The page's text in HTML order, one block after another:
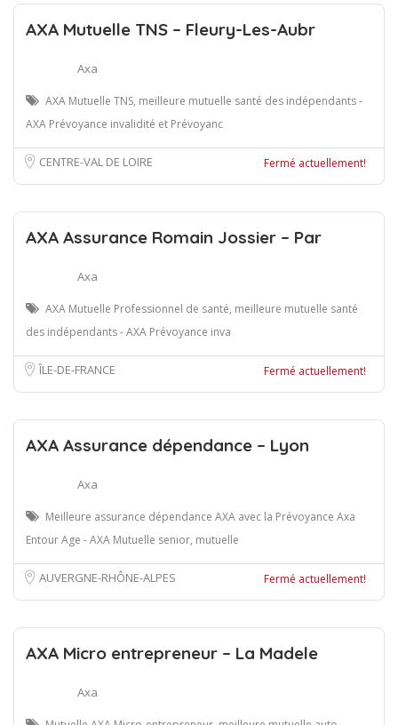
AXA Mutuelle TNS – Fleury-Les-Aubr
Axa
AXA Mutuelle TNS, meilleure mutuelle santé des indépendants -
AXA Prévoyance invalidité et Prévoyanc
CENTRE-VAL DE LOIRE Fermé actuellement!
AXA Assurance Romain Jossier – Par
Axa
AXA Mutuelle Professionnel de santé, meilleure mutuelle santé
des indépendants - AXA Prévoyance inva
ÎLE-DE-FRANCE Fermé actuellement!
AXA Assurance dépendance – Lyon
Axa
Meilleure assurance dépendance AXA avec la Prévoyance Axa
Entour Age - AXA Mutuelle senior, mutuelle
AUVERGNE-RHÔNE-ALPES Fermé actuellement!
AXA Micro entrepreneur – La Madele
Axa